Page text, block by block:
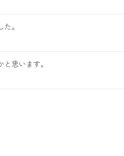
。
思います。